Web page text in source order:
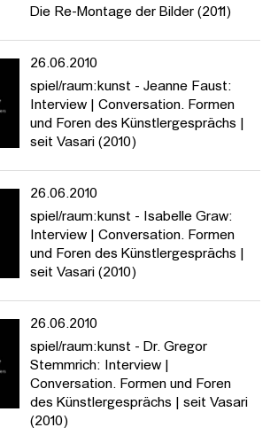
Die Re-Montage der Bilder (2011)
26.06.2010
spiel/raum:kunst - Jeanne Faust:
Interview | Conversation. Formen
und Foren des Künstlergesprächs |
seit Vasari (2010)
26.06.2010
spiel/raum:kunst - Isabelle Graw:
Interview | Conversation. Formen
und Foren des Künstlergesprächs |
seit Vasari (2010)
26.06.2010
spiel/raum:kunst - Dr. Gregor
Stemmrich: Interview |
Conversation. Formen und Foren
des Künstlergesprächs | seit Vasari
(2010)